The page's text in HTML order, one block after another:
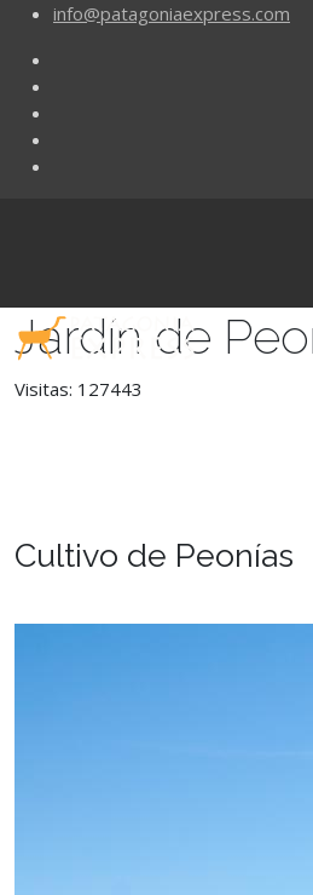
info@patagoniaexpress.com
Jardín de
Visitas: 127443
Cultivo de Peonías